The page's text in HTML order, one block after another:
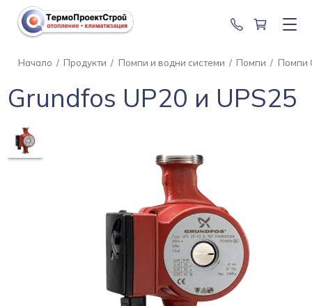
0888 201
Начало / Продукти / Помпи и водни системи / Помпи / Помпи
Grundfos UP20 и UPS25